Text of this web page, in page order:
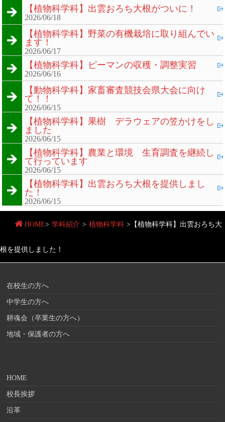
【植物科学科】出雲おろち大根がついに！
2026/06/18
【植物科学科】野菜の有機栽培に取り組んでい
ます！
2026/06/17
【植物科学科】ピーマンの収穫・調整実習
2026/06/16
【動物科学科】家畜審査競技会県大会に向け
て！！
2026/06/15
【植物科学科】果樹 デラウェアの笠かけをし
ました
2026/06/15
【植物科学科】農業と環境 生育調査を継続し
て行っています
2026/06/15
【植物科学科】出雲おろち大根を提供しまし
た！
2026/06/15
HOME> 学科紹介 > 植物科学科 > 【植物科学科】出雲おろち大
根を提供しました！
在校生の方へ
中学生の方へ
耕魂会（卒業生の方へ）
地域・保護者の方へ
HOME
校長挨拶
沿革